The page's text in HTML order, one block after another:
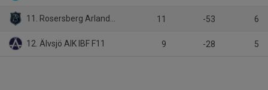
11. Rosersberg Arlanda IBK F10-12 11 -53 6
12. Älvsjö AIK IBF F11 9 -28 5